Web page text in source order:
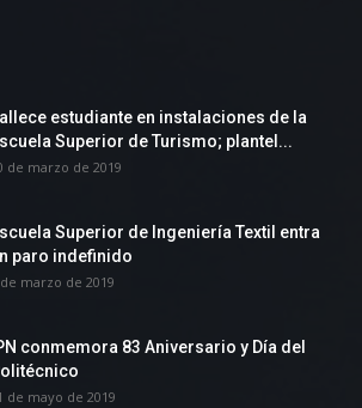
estudiante en instalaciones de la
Superior de Turismo; plantel...
de marzo de 2019
Superior de Ingeniería Textil entra
paro indefinido
marzo de 2019
conmemora 83 Aniversario y Día del
de mayo de 2019